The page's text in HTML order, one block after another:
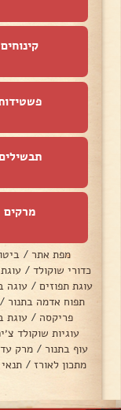
קינוחים
מרקים
מפת אתר /
כדורי שוקולד /
עוגת תפוזים / עוגה
תפוח אדמה בתנור /
פריקסה / עוגת
עוגיות שוקולד
עוף בתנור / מרק
מתכון לאורז /